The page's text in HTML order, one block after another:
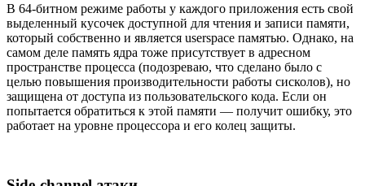
В 64-битном режиме работы у каждого приложения есть свой
выделенный кусочек доступной для чтения и записи памяти,
который собственно и является userspace памятью. Однако, на
самом деле память ядра тоже присутствует в адресном
пространстве процесса (подозреваю, что сделано было с
целью повышения производительности работы сисколов), но
защищена от доступа из пользовательского кода. Если он
попытается обратиться к этой памяти — получит ошибку, это
работает на уровне процессора и его колец защиты.